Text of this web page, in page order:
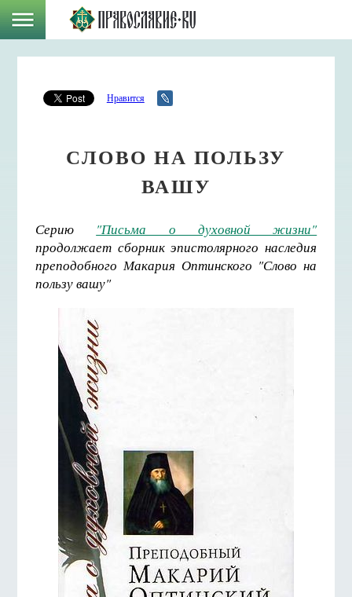
Нравится
СЛОВО НА ПОЛЬЗУ
ВАШУ
Серию
"Письма о духовной жизни"
продолжает сборник эпистолярного наследия
преподобного Макария Оптинского "Слово на
пользу вашу"